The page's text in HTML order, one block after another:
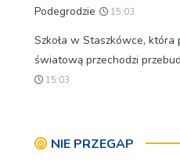
Podegrodzie
15:03
Szkoła w Staszkówce, która
światową przechodzi
15:03
NIE PRZEGAP